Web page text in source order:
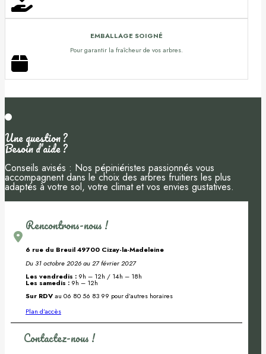
EMBALLAGE SOIGNÉ
Pour garantir la fraîcheur de vos arbres.
Une question ?
Besoin d’aide ?
Conseils avisés : Nos pépiniéristes passionnés vous
accompagnent dans le choix des arbres fruitiers les plus
adaptés à votre sol, votre climat et vos envies gustatives.
Rencontrons-nous !
6 rue du Breuil 49700 Cizay-la-Madeleine
Du 31 octobre 2026 au 27 février 2027
Les vendredis : 9h – 12h / 14h – 18h
Les samedis : 9h – 12h
Sur RDVau 06 80 56 83 99 pour d’autres horaires
Plan d’accès
Contactez-nous !